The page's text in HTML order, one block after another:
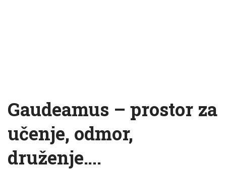
Gaudeamus – prostor za
učenje, odmor,
druženje….